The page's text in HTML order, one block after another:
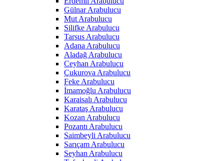
Gülnar Arabulucu
Mut Arabulucu
Silifke Arabulucu
Tarsus Arabulucu
Adana Arabulucu
Aladağ Arabulucu
Ceyhan Arabulucu
Çukurova Arabulucu
Feke Arabulucu
İmamoğlu Arabulucu
Karaisalı Arabulucu
Karataş Arabulucu
Kozan Arabulucu
Pozantı Arabulucu
Saimbeyli Arabulucu
Sarıçam Arabulucu
Seyhan Arabulucu